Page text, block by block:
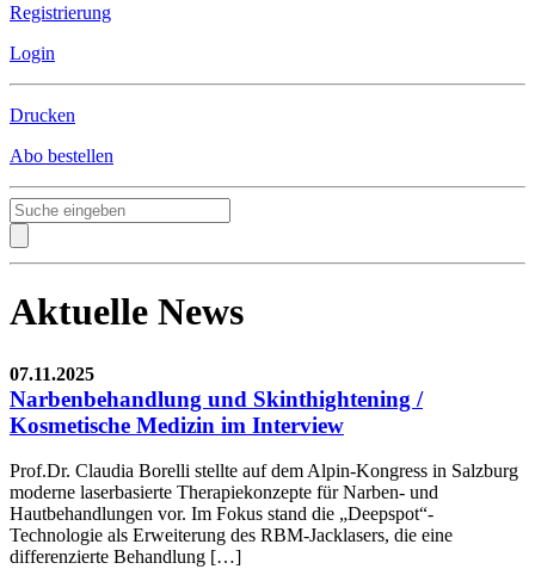
Registrierung
Login
Drucken
Abo bestellen
Aktuelle News
07.11.2025
Narbenbehandlung und Skinthightening /
Kosmetische Medizin im Interview
Prof.Dr. Claudia Borelli stellte auf dem Alpin-Kongress in Salzburg
moderne laserbasierte Therapiekonzepte für Narben- und
Hautbehandlungen vor. Im Fokus stand die „Deepspot“-
Technologie als Erweiterung des RBM-Jacklasers, die eine
differenzierte Behandlung […]